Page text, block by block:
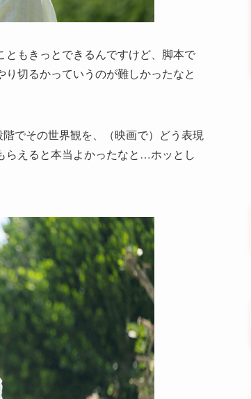
もきっとできるんですけど、脚本で
切るかっていうのが難しかったなと
でその世界観を、（映画で）どう表現
らえると本当よかったなと…ホッとし